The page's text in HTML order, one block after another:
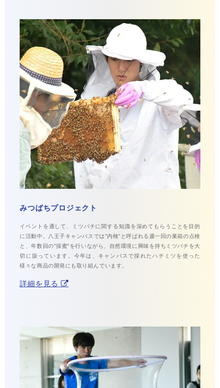
みつばちプロジェクト
イベントを通して、ミツバチに関する知識を深めてもらうことを目的
に活動中。八王子キャンパスでは”内検”と呼ばれる週一回の巣箱の点検
と、年数回の”採蜜”を行いながら、自然環境に興味を持ちミツバチを大
切に扱っています。今年は、キャンパスで採れたハチミツを使った
様々な商品の開発にも取り組んでいます。
詳細を見る